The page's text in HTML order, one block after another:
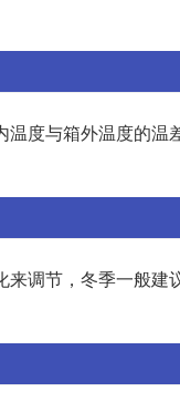
度与箱外温度的温
调节，冬季一般建